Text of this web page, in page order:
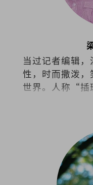
当过记者编辑
性，时而撒泼
世界。人称“